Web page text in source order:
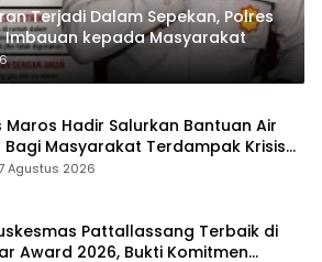
Terjadi Dalam Sepekan, Polres
Imbauan kepada Masyarakat
Maros Hadir Salurkan Bantuan Air
Bagi Masyarakat Terdampak Krisis
Di Maros
Agustus 2026
Pattallassang Terbaik di
Award 2026, Bukti Komitmen